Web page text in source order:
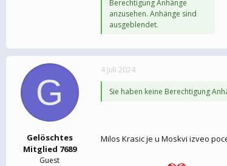
Berechtigung Anhänge
anzusehen. Anhänge sind
ausgeblendet.
G
Gelöschtes
Mitglied 7689
Guest
4 Juli 2024
Sie haben keine Berechtigung
Milos Krasic je u Moskvi izveo